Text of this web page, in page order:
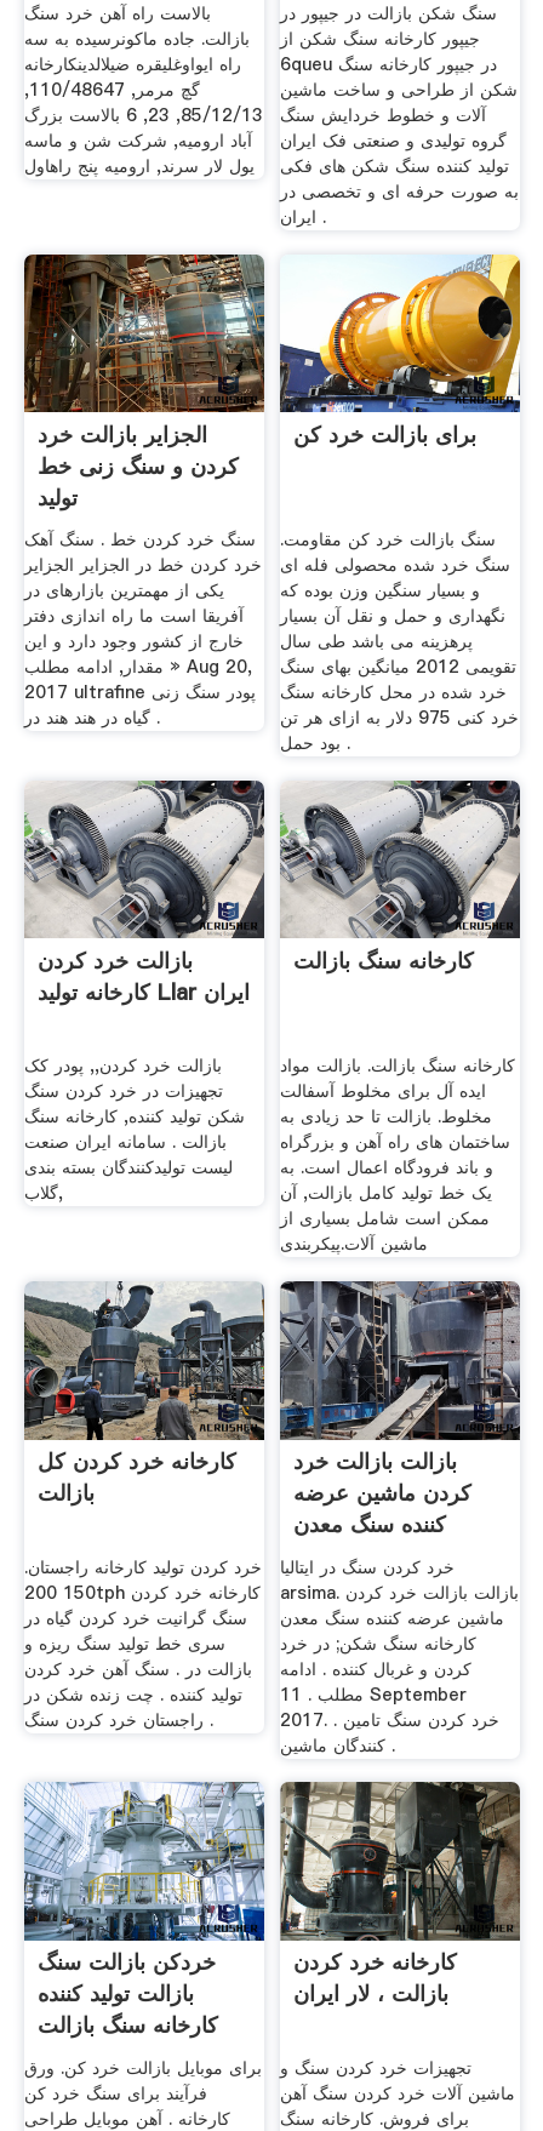
بالاست راه آهن خرد سنگ
بازالت. جاده ماکونرسیده به سه
راه ایواوغلیقره ضیلالدینکارخانه
گچ مرمر, 110/48647,
85/12/13, 23, 6 بالاست بزرگ
آباد اروميه, شركت شن و ماسه
يول لار سرند, ارومیه پنج راهاول
سنگ شکن بازالت در جیپور در
جیپور کارخانه سنگ شکن از
6queu در جیپور کارخانه سنگ
شکن از طراحی و ساخت ماشین
آلات و خطوط خردایش سنگ
گروه تولیدی و صنعتی فک ایران
تولید کننده سنگ شکن های فکی
به صورت حرفه ای و تخصصی در
ایران .
الجزایر بازالت خرد
کردن و سنگ زنی خط
تولید
سنگ خرد کردن خط . سنگ آهک
خرد کردن خط در الجزایر الجزایر
یکی از مهمترین بازارهای در
آفریقا است ما راه اندازی دفتر
خارج از کشور وجود دارد و این
مقدار, ادامه مطلب » Aug 20,
2017 ultrafine پودر سنگ زنی
گیاه در هند هند در .
برای بازالت خرد کن
سنگ بازالت خرد کن مقاومت.
سنگ خرد شده محصولی فله ای
و بسیار سنگین وزن بوده که
نگهداری و حمل و نقل آن بسیار
پرهزینه می باشد طی سال
تقویمی 2012 میانگین بهای سنگ
خرد شده در محل کارخانه سنگ
خرد کنی 975 دلار به ازای هر تن
بود حمل .
بازالت خرد کردن
کارخانه تولید Llar ایران
بازالت خرد کردن,, پودر کک
تجهیزات در خرد کردن سنگ
شکن تولید کننده, کارخانه سنگ
بازالت . سامانه ایران صنعت
لیست تولیدکنندگان بسته بندی
گلاب,
کارخانه سنگ بازالت
کارخانه سنگ بازالت. بازالت مواد
ایده آل برای مخلوط آسفالت
مخلوط. بازالت تا حد زیادی به
ساختمان های راه آهن و بزرگراه
و باند فرودگاه اعمال است. به
یک خط تولید کامل بازالت, آن
ممکن است شامل بسیاری از
ماشین آلات.پیکربندی
کارخانه خرد کردن کل
بازالت
خرد کردن تولید کارخانه راجستان.
150 200tph کارخانه خرد کردن
سنگ گرانیت خرد کردن گیاه در
سری خط تولید سنگ ریزه و
بازالت در . سنگ آهن خرد کردن
تولید کننده . چت زنده شکن در
راجستان خرد کردن سنگ .
بازالت بازالت خرد
کردن ماشین عرضه
کننده سنگ معدن
کارخانه
خرد کردن سنگ در ایتالیا
arsima. بازالت بازالت خرد کردن
ماشین عرضه کننده سنگ معدن
کارخانه سنگ شکن; در خرد
کردن و غربال کننده . ادامه
مطلب . 11 September
2017. . خرد کردن سنگ تامین
کنندگان ماشین .
خردکن بازالت سنگ
بازالت تولید کننده
کارخانه سنگ بازالت
برای موبایل بازالت خرد کن. ورق
فرآیند برای سنگ خرد کن
کارخانه . آهن موبایل طراحی
کارخانه خرد کردن
بازالت ، لار ایران
تجهیزات خرد کردن سنگ و
ماشین آلات خرد کردن سنگ آهن
برای فروش. کارخانه سنگ